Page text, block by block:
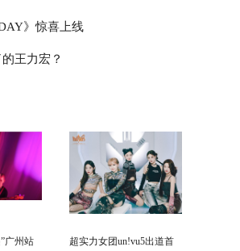
》惊喜上线
王力宏？
广州站
超实力女团un!vu5出道首